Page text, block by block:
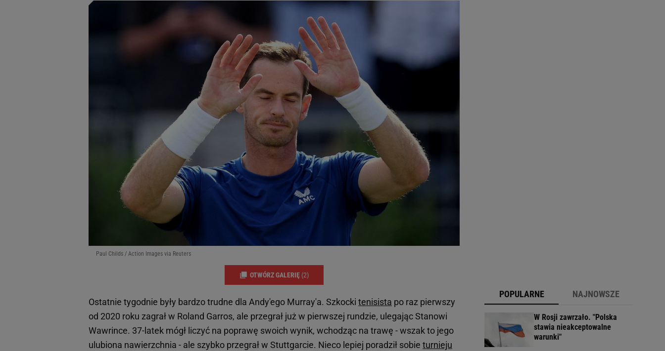
Paul Childs / Action Images via Reuters
OTWÓRZ GALERIĘ (2)
Ostatnie tygodnie były bardzo trudne dla Andy'ego Murray'a. Szkocki tenisista po raz pierwszy
od 2020 roku zagrał w Roland Garros, ale przegrał już w pierwszej rundzie, ulegając Stanowi
Wawrince. 37-latek mógł liczyć na poprawę swoich wynik, wchodząc na trawę - wszak to jego
ulubiona nawierzchnia - ale szybko przegrał w Stuttgarcie. Nieco lepiej poradził sobie turnieju
POPULARNE NAJNOWSZE
W Rosji zawrzało. "Polska
stawia nieakceptowalne
warunki"